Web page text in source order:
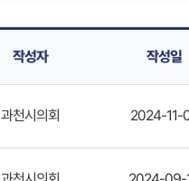
작성자 작성일
과천시의회 2024-11-